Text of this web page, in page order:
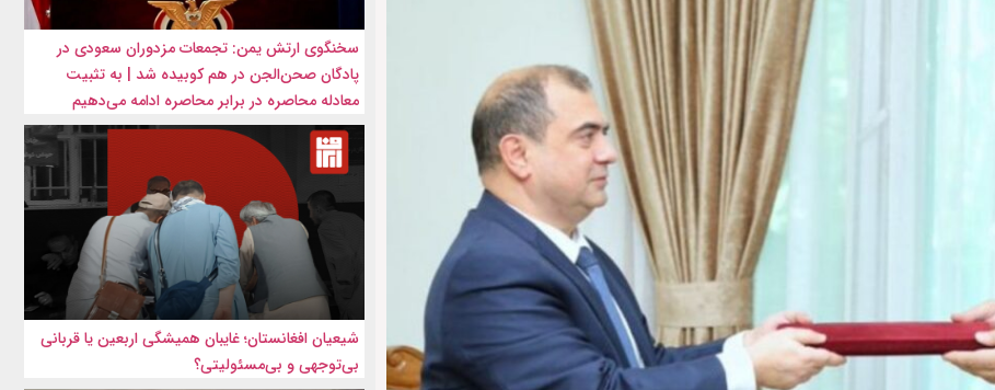
سخنگوی ارتش یمن: تجمعات مزدوران سعودی در
پادگان صحن‌الجن در هم کوبیده شد | به تثبیت
معادله محاصره در برابر محاصره ادامه می‌دهیم
شیعیان افغانستان؛ غایبان همیشگی اربعین یا قربانی
بی‌توجهی و بی‌مسئولیتی؟